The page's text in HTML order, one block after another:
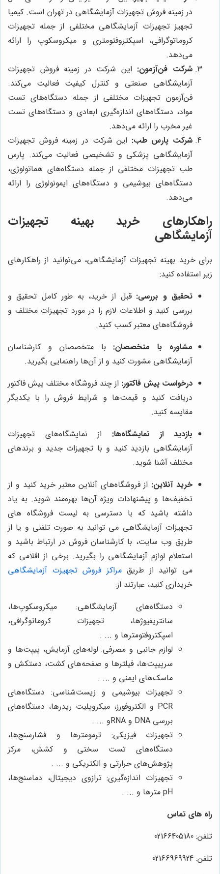
در زمینه فروش تجهیزات آزمایشگاهی در تهران است. کیمیا
تجهیز تجهیزات آزمایشگاهی مختلفی از جمله تجهیزات
کروماتوگرافی، اسپکتروفتومتری و میکروسکوپ را ارائه
می‌دهد.
شرکت فن‌آزمون: این شرکت در زمینه فروش تجهیزات
آزمایشگاهی صنعتی و کنترل کیفیت فعالیت می‌کند.
فن‌آزمون تجهیزات مختلفی از جمله دستگاه‌های تست
مواد، دستگاه‌های اندازه‌گیری ابعادی و دستگاه‌های تست
غیر مخرب را ارائه می‌دهد.
شرکت پارس طب: این شرکت در زمینه فروش تجهیزات
آزمایشگاهی پزشکی و تشخیصی فعالیت می‌کند. پارس
طب تجهیزات مختلفی از جمله دستگاه‌های هماتولوژی،
دستگاه‌های بیوشیمی و دستگاه‌های ایمونولوژی را ارائه
می‌دهد.
راهکارهای خرید بهینه تجهیزات
آزمایشگاهی
برای خرید بهینه تجهیزات آزمایشگاهی، می‌توانید از راهکارهای
زیر استفاده کنید:
تحقیق و بررسی: قبل از خرید، به طور کامل تحقیق و
بررسی کنید و اطلاعات لازم را در مورد تجهیزات مختلف و
فروشگاه‌های معتبر کسب کنید.
مشاوره با متخصصان: با متخصصان و کارشناسان
آزمایشگاهی مشورت کنید و از آن‌ها راهنمایی بگیرید.
درخواست پیش فاکتور: از چند فروشگاه مختلف پیش فاکتور
دریافت کنید و قیمت‌ها و شرایط فروش را با یکدیگر
مقایسه کنید.
بازدید از نمایشگاه‌ها: از نمایشگاه‌های تجهیزات
آزمایشگاهی بازدید کنید و با تجهیزات جدید و برندهای
مختلف آشنا شوید.
خرید آنلاین: از فروشگاه‌های آنلاین معتبر خرید کنید و از
تخفیف‌ها و پیشنهادات ویژه آن‌ها بهره‌مند شوید. به یاد
داشته باشید که با دسترسی به لیست فروشگاه های
تجهیزات آزمایشگاهی می توانید به صورت تلفنی و یا از
طریق وب سایت، با کارشناسان فروش در ارتباط باشید و
استعلام لوازم آزمایشگاهی را بگیرید. برخی از اقلامی که
می توانید از طریقمراکز فروش تجهیزت آزمایشگاهی
خریداری کنید، عبارتند از:
دستگاه‌های آزمایشگاهی: میکروسکوپ‌ها،
سانتریفیوژها، تجهیزات کروماتوگرافی،
اسپکتروفتومترها و ... .
لوازم جانبی و مصرفی: لوله‌های آزمایش، پیپت‌ها و
سرپیپت‌ها، فیلترها و صفحه‌های کشت، دستکش و
ماسک‌های ایمنی و ... .
تجهیزات بیوشیمی و زیست‌شناسی: دستگاه‌های
PCR و الکتروفورز، میکروپلیت ریدرها، دستگاه‌های
بررسی DNA و RNAو ... .
تجهیزات فیزیکی: ترمومترها و فشارسنج‌ها،
دستگاه‌های تست سختی و کشش، مرکز
پژوهش‌های حرارتی و الکتریکی و ... .
تجهیزات اندازه‌گیری: ترازوی دیجیتال، دماسنج‌ها،
pH مترها و ... .
راه های تماس
تلفن: 02166405180
تلفن: 02166969924